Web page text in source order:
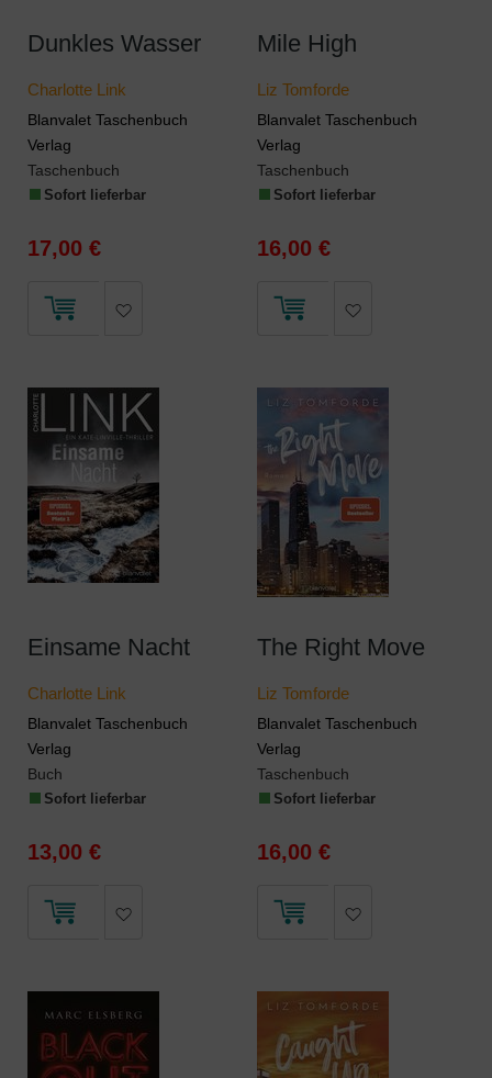
Dunkles Wasser
Charlotte Link
Blanvalet Taschenbuch
Verlag
Taschenbuch
Sofort lieferbar
17,00 €
Mile High
Liz Tomforde
Blanvalet Taschenbuch
Verlag
Taschenbuch
Sofort lieferbar
16,00 €
Einsame Nacht
Charlotte Link
Blanvalet Taschenbuch
Verlag
Buch
Sofort lieferbar
13,00 €
The Right Move
Liz Tomforde
Blanvalet Taschenbuch
Verlag
Taschenbuch
Sofort lieferbar
16,00 €